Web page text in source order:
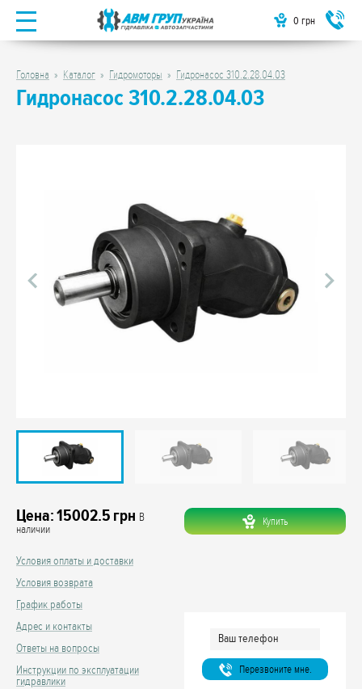
0 грн
Головна Каталог Гидромоторы Гидронасос 310.2.28.04.03
Гидронасос 310.2.28.04.03
Цена:15002.5 грн В
наличии
Купить
Условия оплаты и доставки
Условия возврата
График работы
Адрес и контакты
Ответы на вопросы
Инструкции по эксплуатации
гидравлики
Перезвоните мне.